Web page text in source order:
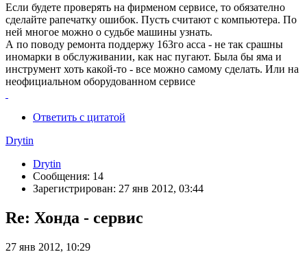
Если будете проверять на фирменом сервисе, то обязателно
сделайте рапечатку ошибок. Пусть считают с компьютера. По
ней многое можно о судьбе машины узнать.
А по поводу ремонта поддержу 163го асса - не так срашны
иномарки в обслуживании, как нас пугают. Была бы яма и
инструмент хоть какой-то - все можно самому сделать. Или на
неофициальном оборудованном сервисе
Ответить с цитатой
Drytin
Drytin
Сообщения: 14
Зарегистрирован: 27 янв 2012, 03:44
Re: Хонда - сервис
27 янв 2012, 10:29